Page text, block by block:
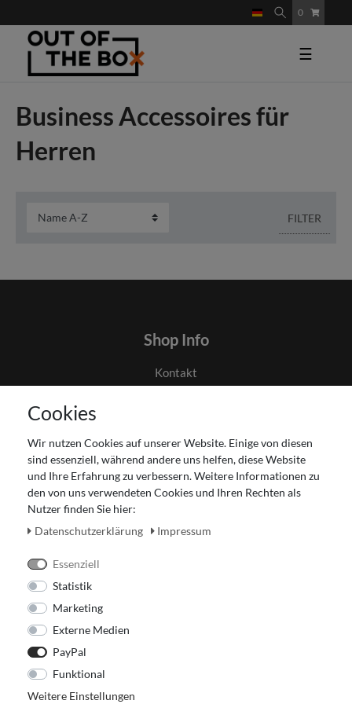
0
☰
Business Accessoires für
Herren
FILTER
Shop Info
Kontakt
Impressum
Widerrufsrecht
Zahlung und Versand
Unser Ladengeschäft
Cookies
Wir nutzen Cookies auf unserer Website. Einige von diesen
sind essenziell, während andere uns helfen, diese Website
und Ihre Erfahrung zu verbessern. Weitere Informationen zu
den von uns verwendeten Cookies und Ihren Rechten als
Nutzer finden Sie hier:
Daten­schutz­erklärung
Impressum
Essenziell
Statistik
Marketing
Externe Medien
PayPal
Funktional
Weitere Einstellungen